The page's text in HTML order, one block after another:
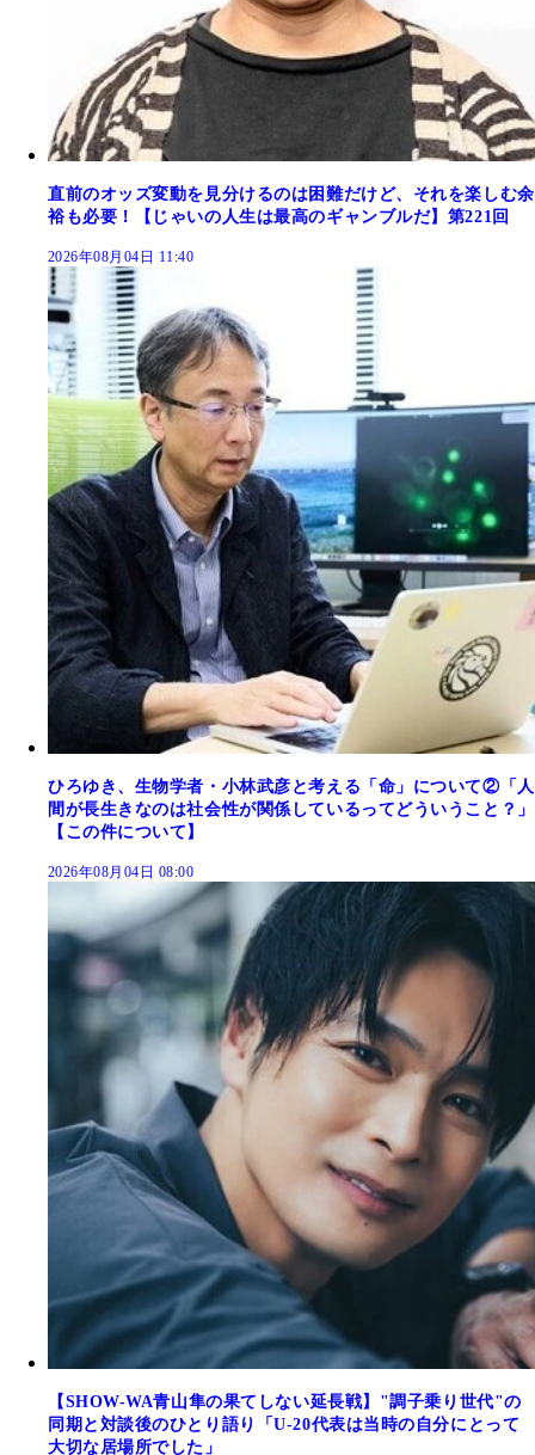
直前のオッズ変動を見分けるのは困難だけど、それを楽しむ余
裕も必要！【じゃいの人生は最高のギャンブルだ】第221回
2026年08月04日 11:40
ひろゆき、生物学者・小林武彦と考える「命」について②「人
間が長生きなのは社会性が関係しているってどういうこと？」
【この件について】
2026年08月04日 08:00
【SHOW-WA青山隼の果てしない延長戦】"調子乗り世代"の
同期と対談後のひとり語り「U-20代表は当時の自分にとって
大切な居場所でした」